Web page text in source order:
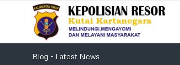
Blog - Latest News